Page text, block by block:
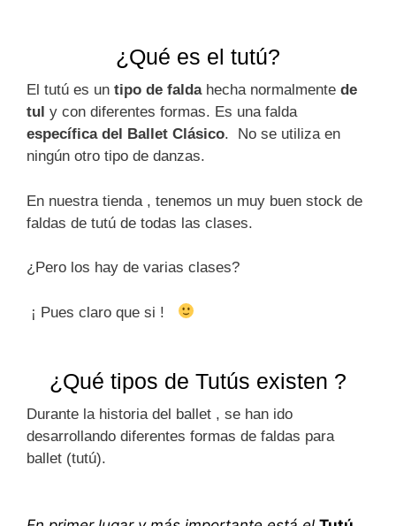
¿Qué es el tutú?
El tutú es un tipo de faldahecha normalmente de
tul y con diferentes formas. Es una falda
específica del Ballet Clásico. No se utiliza en
ningún otro tipo de danzas.
En nuestra tienda , tenemos un muy buen stock de
faldas de tutú de todas las clases.
¿Pero los hay de varias clases?
¡ Pues claro que si !
¿Qué tipos de Tutús existen ?
Durante la historia del ballet , se han ido
desarrollando diferentes formas de faldas para
ballet (tutú).